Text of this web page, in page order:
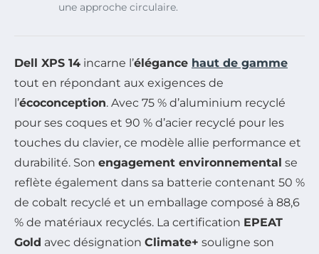
une approche circulaire.
Dell XPS 14 incarne l’élégance haut de gamme
tout en répondant aux exigences de
l’écoconception. Avec 75 % d’aluminium recyclé
pour ses coques et 90 % d’acier recyclé pour les
touches du clavier, ce modèle allie performance et
durabilité. Son engagement environnemental se
reflète également dans sa batterie contenant 50 %
de cobalt recyclé et un emballage composé à 88,6
% de matériaux recyclés. La certification EPEAT
Gold avec désignation Climate+ souligne son